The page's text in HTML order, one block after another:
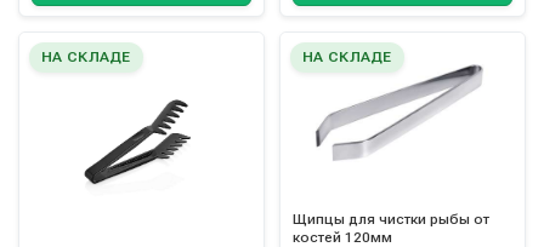
НА СКЛАДЕ НА СКЛАДЕ
Щипцы для чистки рыбы от
костей 120мм